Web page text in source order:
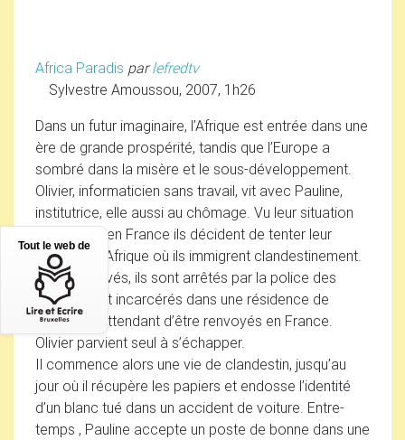
Africa Paradis parlefredtv
Sylvestre Amoussou, 2007, 1h26
Dans un futur imaginaire, l’Afrique est entrée dans une
ère de grande prospérité, tandis que l’Europe a
sombré dans la misère et le sous-développement.
Olivier, informaticien sans travail, vit avec Pauline,
institutrice, elle aussi au chômage. Vu leur situation
déplorable en France ils décident de tenter leur
chance en Afrique où ils immigrent clandestinement.
A peine arrivés, ils sont arrêtés par la police des
frontières et incarcérés dans une résidence de
transit, en attendant d’être renvoyés en France.
Olivier parvient seul à s’échapper.
Il commence alors une vie de clandestin, jusqu’au
jour où il récupère les papiers et endosse l’identité
d’un blanc tué dans un accident de voiture. Entre-
temps , Pauline accepte un poste de bonne dans une
Tout le web de